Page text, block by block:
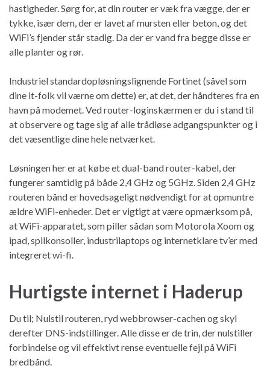
hastigheder. Sørg for, at din router er væk fra vægge, der er
tykke, især dem, der er lavet af mursten eller beton, og det
WiFi’s fjender står stadig. Da der er vand fra begge disse er
alle planter og rør.
Industriel standardopløsningslignende Fortinet (såvel som
dine it-folk vil værne om dette) er, at det, der håndteres fra en
havn på modemet. Ved router-loginskærmen er du i stand til
at observere og tage sig af alle trådløse adgangspunkter og i
det væsentlige dine hele netværket.
Løsningen her er at købe et dual-band router-kabel, der
fungerer samtidig på både 2,4 GHz og 5GHz. Siden 2,4 GHz
routeren bånd er hovedsageligt nødvendigt for at opmuntre
ældre WiFi-enheder. Det er vigtigt at være opmærksom på,
at WiFi-apparatet, som piller sådan som Motorola Xoom og
ipad, spilkonsoller, industrilaptops og internetklare tv’er med
integreret wi-fi.
Hurtigste internet i Haderup
Du til; Nulstil routeren, ryd webbrowser-cachen og skyl
derefter DNS-indstillinger. Alle disse er de trin, der nulstiller
forbindelse og vil effektivt rense eventuelle fejl på WiFi
bredbånd.